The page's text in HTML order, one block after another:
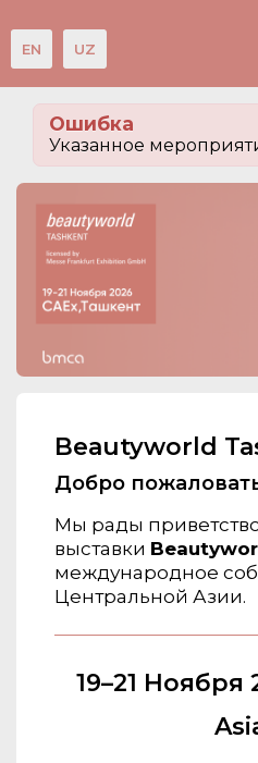
EN UZ
Ошибка
Указанное
Beautyworld
Добро
Мы рады
выставки
международное
Центральной Азии.
19–21
Организации
О сервисе
Посетителям
Организаторам